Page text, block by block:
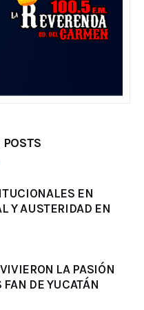
EN
Y AUSTERIDAD EN
LA PASIÓN
DE YUCATÁN